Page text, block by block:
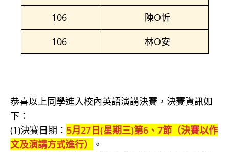
106
陳O忻
106
林O安
恭喜以上同學進入校內英語演講決賽，決賽資訊如
下：
(1)決賽日期： 5月27日(星期三)第6、7節（決賽以作
文及演講方式進行）
。